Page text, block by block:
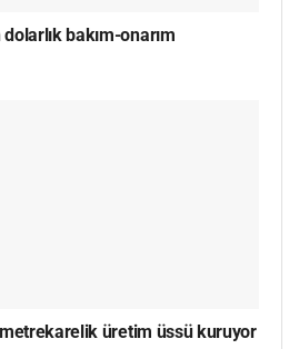
bakım-onarım
üretim üssü kuruyor